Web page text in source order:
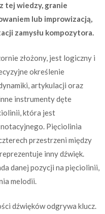
tej wiedzy, granie
lub improwizacją,
zamysłu kompozytora.
złożony, jest logiczny i
określenie
artykulacji oraz
instrumenty dęte
która jest
Pięciolinia
przestrzeni między
inny dźwięk.
danej pozycji na pięciolinii,
melodii.
dźwięków odgrywa klucz.